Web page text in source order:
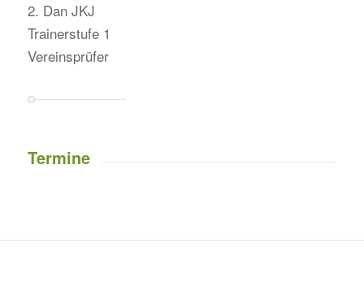
2. Dan JKJ
Trainerstufe 1
Vereinsprüfer
Termine